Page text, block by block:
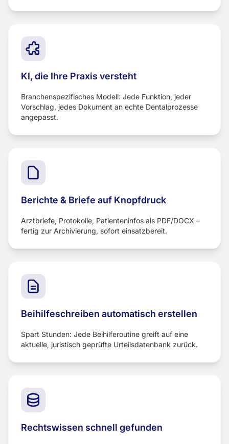
KI, die Ihre Praxis versteht
Branchenspezifisches Modell: Jede Funktion, jeder
Vorschlag, jedes Dokument an echte Dentalprozesse
angepasst.
Berichte & Briefe auf Knopfdruck
Arztbriefe, Protokolle, Patienteninfos als PDF/DOCX –
fertig zur Archivierung, sofort einsatzbereit.
Beihilfeschreiben automatisch erstellen
Spart Stunden: Jede Beihilferoutine greift auf eine
aktuelle, juristisch geprüfte Urteilsdatenbank zurück.
Rechtswissen schnell gefunden